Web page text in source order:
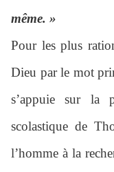
même. »
Pour les plus
Dieu par le mot
s’appuie sur la
scolastique de
l’homme à la